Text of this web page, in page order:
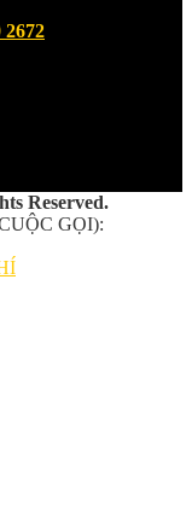
2672
Reserved.
GỌI):